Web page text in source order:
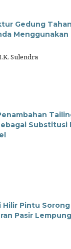
Gedung
Sulendra
Substitusi
Hilir Pintu
Pasir Lempung